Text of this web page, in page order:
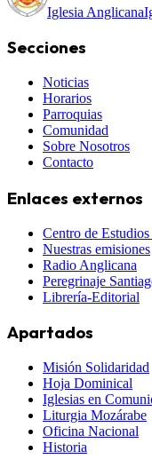
Iglesia Anglicana
Secciones
Noticias
Horarios
Parroquias
Comunidad
Sobre Nosotros
Contacto
Enlaces externos
Centro de
Nuestras emisiones
Radio Anglicana
Peregrinaje
Librería-Editorial
Apartados
Misión Solidaridad
Hoja Dominical
Iglesias en
Liturgia Mozárabe
Oficina Nacional
Historia